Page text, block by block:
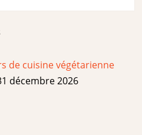
de cuisine végétarienne
décembre 2026